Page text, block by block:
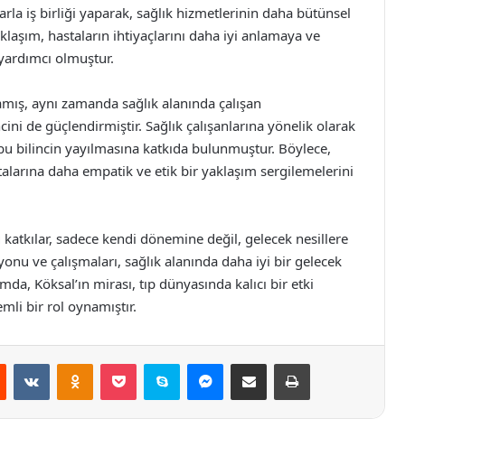
iş birliği yaparak, sağlık hizmetlerinin daha bütünsel
hastaların ihtiyaçlarını daha iyi anlamaya ve
olmuştur.
aynı zamanda sağlık alanında çalışan
de güçlendirmiştir. Sağlık çalışanlarına yönelik olarak
yayılmasına katkıda bulunmuştur. Böylece,
daha empatik ve etik bir yaklaşım sergilemelerini
katkılar, sadece kendi dönemine değil, gelecek nesillere
ve çalışmaları, sağlık alanında daha iyi bir gelecek
Köksal’ın mirası, tıp dünyasında kalıcı bir etki
bir rol oynamıştır.
Reddit VKontakteOdnoklassniki
Pocket Skype Messenger
E-Posta ile paylaş Yazdır